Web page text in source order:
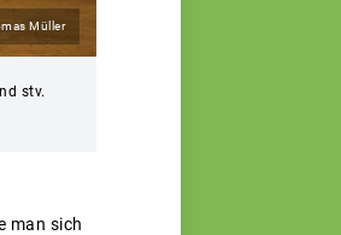
Müller
stv.
man sich